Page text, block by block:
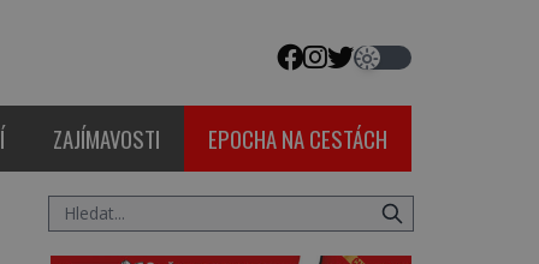
ZAJÍMAVOSTI EPOCHA NA CESTÁCH